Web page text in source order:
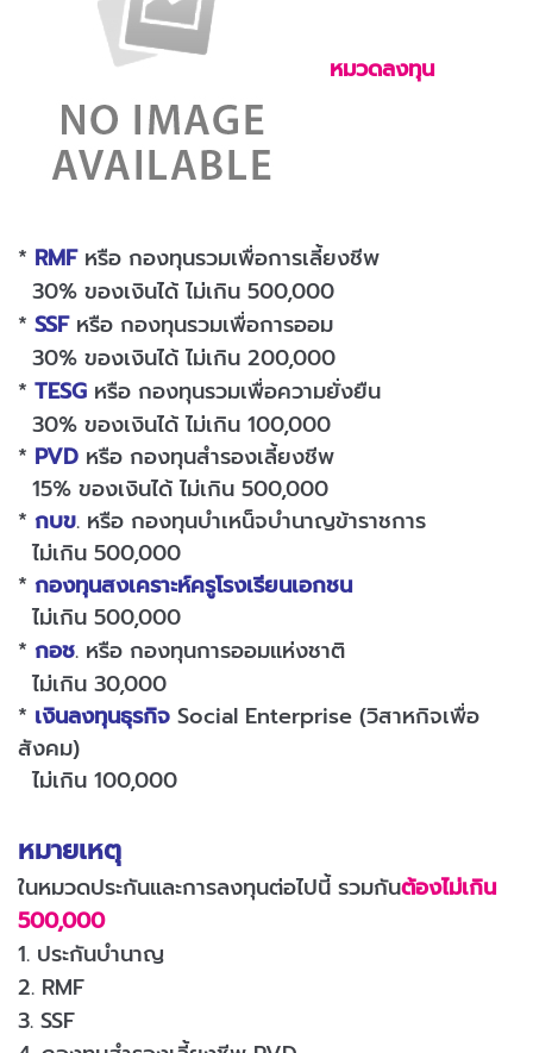
หมวดลงทุน
* RMFหรือ กองทุนรวมเพื่อการเลี้ยงชีพ
30% ของเงินได้ ไม่เกิน 500,000
* SSFหรือ กองทุนรวมเพื่อการออม
30% ของเงินได้ ไม่เกิน 200,000
* TESG หรือ กองทุนรวมเพื่อความยั่งยืน
30% ของเงินได้ ไม่เกิน 100,000
* PVD หรือ กองทุนสำรองเลี้ยงชีพ
15% ของเงินได้ ไม่เกิน 500,000
* กบข. หรือ กองทุนบำเหน็จบำนาญข้าราชการ
ไม่เกิน 500,000
* กองทุนสงเคราะห์ครูโรงเรียนเอกชน
ไม่เกิน 500,000
* กอช. หรือ กองทุนการออมแห่งชาติ
ไม่เกิน 30,000
* เงินลงทุนธุรกิจ Social Enterprise (วิสาหกิจเพื่อ
สังคม)
ไม่เกิน 100,000
หมายเหตุ
ในหมวดประกันและการลงทุนต่อไปนี้ รวมกันต้องไม่เกิน
500,000
1. ประกันบำนาญ
2. RMF
3. SSF